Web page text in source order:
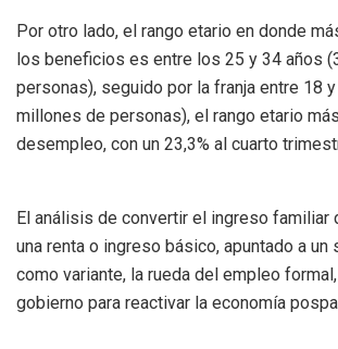
Por otro lado, el rango etario en donde
los beneficios es entre los 25 y 34 años
personas), seguido por la franja entre 18
millones de personas), el rango etario
desempleo, con un 23,3% al cuarto
El análisis de convertir el ingreso familiar
una renta o ingreso básico, apuntado a un
como variante, la rueda del empleo
gobierno para reactivar la economía